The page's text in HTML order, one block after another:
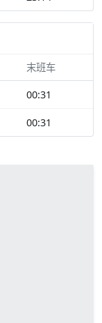
末班车
00:31
00:31